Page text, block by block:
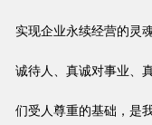
实现企业永续经营的灵
诚待人、真诚对事业、
们受人尊重的基础，是